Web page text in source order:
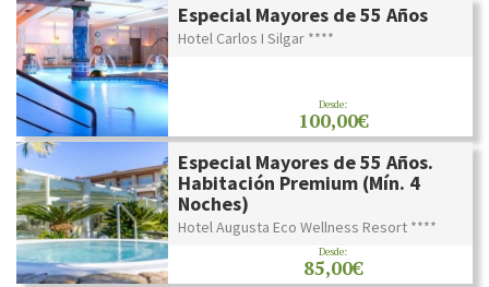
Especial Mayores de 55 Años
Hotel Carlos I Silgar ****
Desde:
100,00€
Especial Mayores de 55 Años.
Habitación Premium (Mín. 4
Noches)
Hotel Augusta Eco Wellness Resort ****
Desde:
85,00€